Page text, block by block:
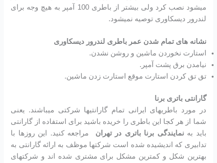
میشود نصب کرد ولی بیشتر از باطری 100 آمپر به هیچ وجه برای
لندرور دیسکاوری توصیه نمیشود.
نشانه های تمام شدن عمر باطری لندرور دیسکاوری
استارت نخوردن ماشین و روشن نشدن.
نیامدن برق پشت آمپر.
تق تق کردن استارت موقع استارت زدن ماشین.
گارانتی باتری برنا
در مورد باطریهای ایرانی تمام گارانتیها شرکتی میباشند. یعنی
شما از هر کجا این باطری را خریده باشید برای استفاده از گارانتی
باید بهنمایندگی برنا باتری در تهران مراجعه کنید. این روزها با
تدابیری که اندیشیده شده است شرکتها موظف به ارائه گارانتی به
بهترین شکل و کمترین مشکل برای مشتری شده اند و شرکتهای